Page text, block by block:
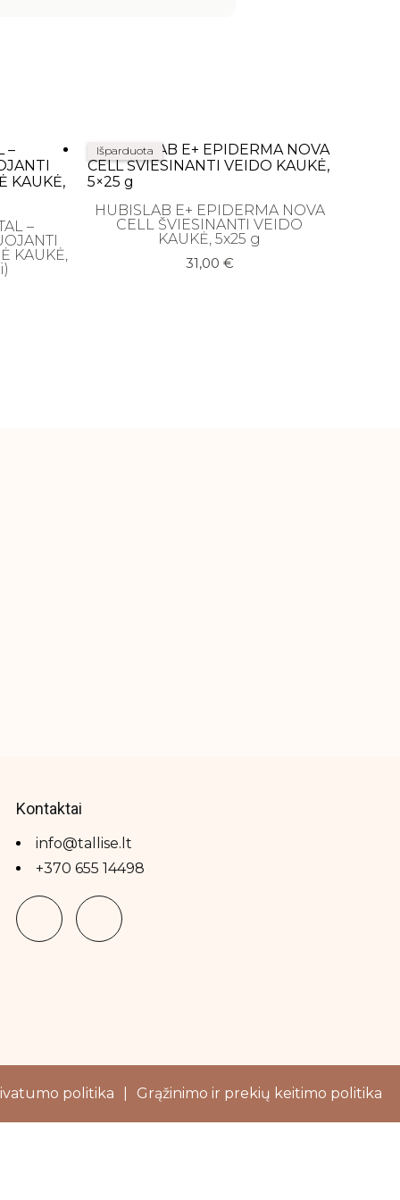
–
KAUKĖ,
Išparduota
HUBISLAB E+ EPIDERMA NOVA
CELL ŠVIESINANTI VEIDO
KAUKĖ, 5x25 g
31,00 €
Kontaktai
info@tallise.lt
+370 655 14498
politika Grąžinimo ir prekių keitimo politika